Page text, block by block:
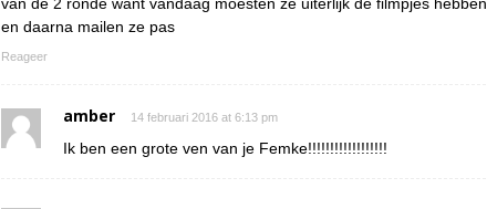
en daarna mailen ze pas
Reageer
amber 14 februari 2016 at 6:13 pm
Ik ben een grote ven van je Femke!!!!!!!!!!!!!!!!!!